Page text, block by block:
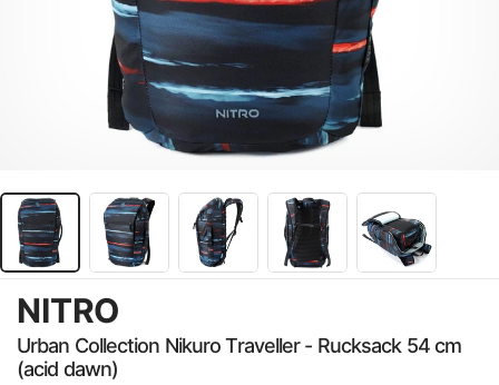
NITRO
Urban Collection Nikuro Traveller - Rucksack 54 cm
(acid dawn)